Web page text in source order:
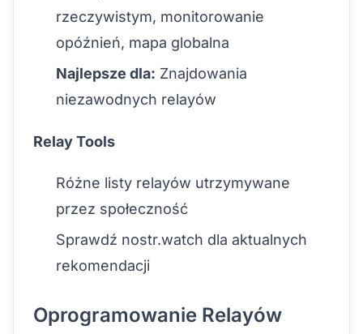
rzeczywistym, monitorowanie
opóźnień, mapa globalna
Najlepsze dla: Znajdowania
niezawodnych relayów
Relay Tools
Różne listy relayów utrzymywane
przez społeczność
Sprawdź nostr.watch dla aktualnych
rekomendacji
Oprogramowanie Relayów